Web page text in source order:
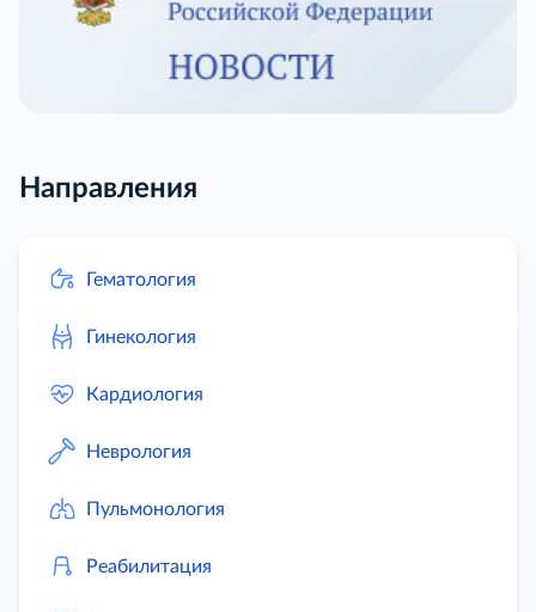
Направления
Гематология
Гинекология
Кардиология
Неврология
Пульмонология
Реабилитация